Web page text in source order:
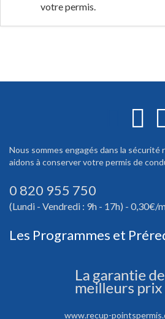
votre permis.
Nous sommes engagés dans la
aidons à conserver votre permis de
0 820 955 750
(Lundi - Vendredi : 9h - 17h) - 0,30€/
Les Programmes et
www.recup-